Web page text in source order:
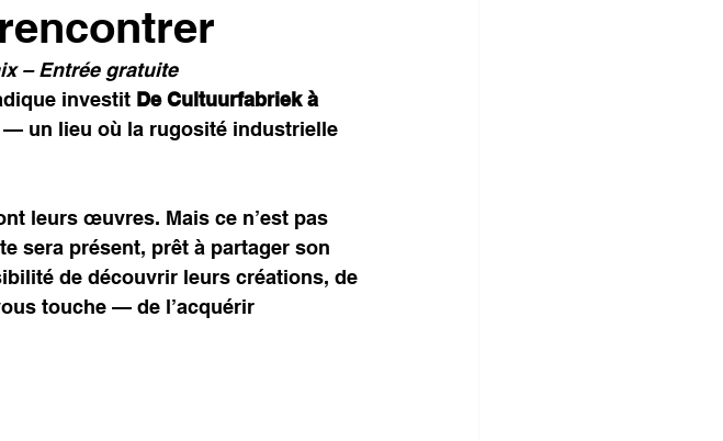
– Entrée gratuite
investit De Cultuurfabriek à
un lieu où la rugosité industrielle
leurs œuvres. Mais ce n’est pas
sera présent, prêt à partager son
de découvrir leurs créations, de
touche — de l’acquérir